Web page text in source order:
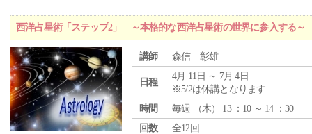
西洋占星術「ステップ2」 ～本格的な西洋占星術の世界に参入する～
講師 森信 彰雄
日程
4月 11日 ～ 7月 4日
※5/2は休講となります
時間
毎週 （木） 13 ：10 ～ 14 ：30
回数
全12回